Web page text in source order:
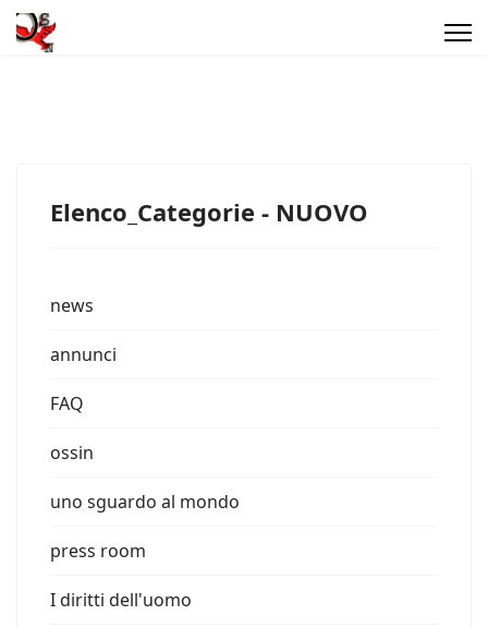
Elenco_Categorie - NUOVO
news
annunci
FAQ
ossin
uno sguardo al mondo
press room
I diritti dell'uomo